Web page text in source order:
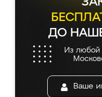
ДО
Из любой